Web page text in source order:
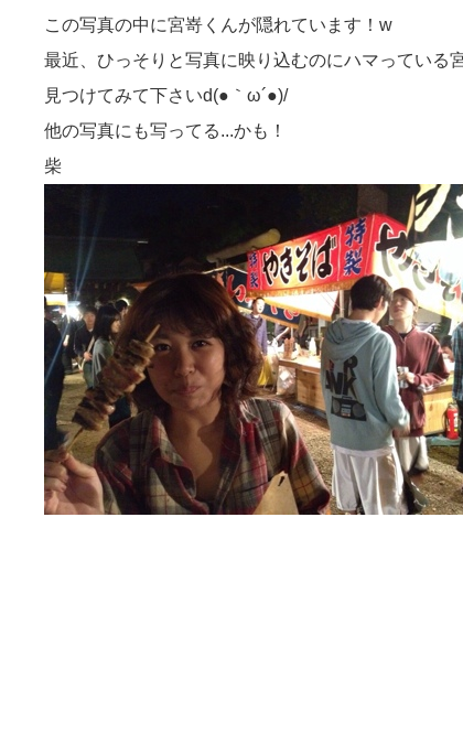
この写真の中に宮嵜くんが隠れています！w
最近、ひっそりと写真に映り込むのにハマっている
見つけてみて下さいd(●｀ω´●)/
他の写真にも写ってる...かも！
柴